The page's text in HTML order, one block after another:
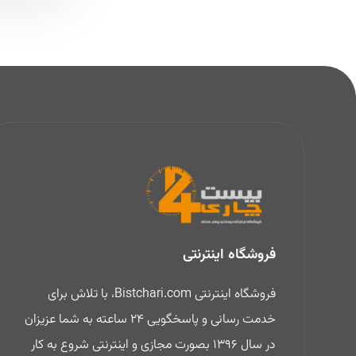
فروشگاه اینترنتی
فروشگاه اینترنتی Bistchari.com، با تلاش برای
خدمت رسانی و پاسخگویی 24 ساعته به شما عزیزان
در سال 1396 بصورت مجازی و اینترنتی شروع به کار